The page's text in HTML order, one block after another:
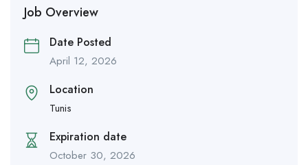
Job Overview
Date Posted
April 12, 2026
Location
Tunis
Expiration date
October 30, 2026